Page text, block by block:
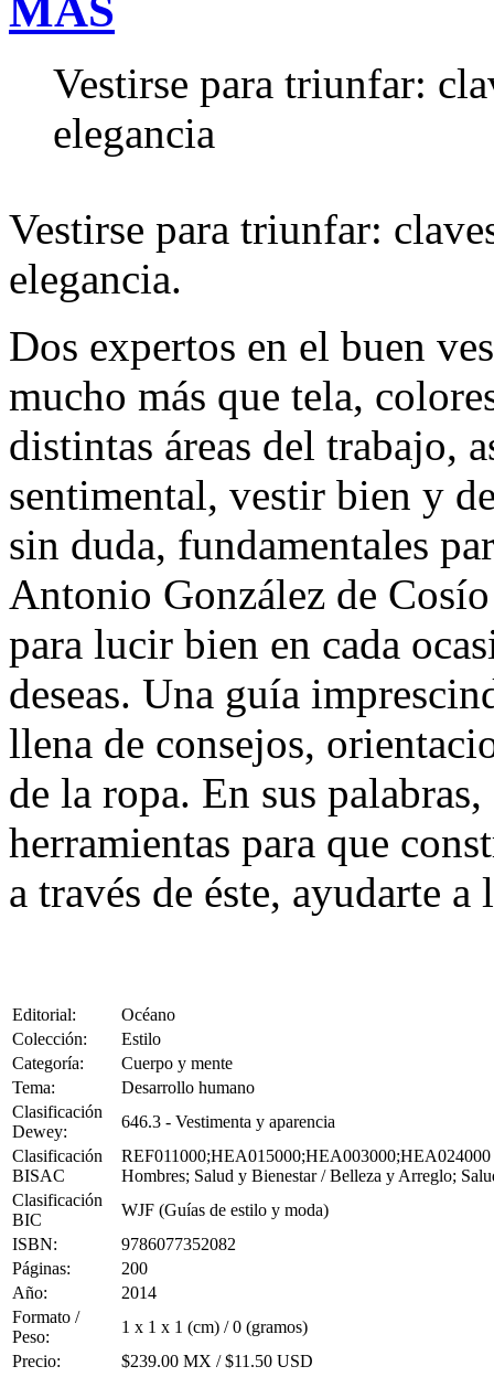
Vestirse para triunfar:
elegancia
Vestirse para triunfar:
elegancia.
Dos expertos en el buen
mucho más que tela,
distintas áreas del trabajo,
sentimental, vestir bien y
sin duda, fundamentales
Antonio González de
para lucir bien en cada
deseas. Una guía
llena de consejos,
de la ropa. En sus
herramientas para que
a través de éste, ayudarte a
Editorial:
Océano
Colección:
Estilo
Categoría:
Cuerpo y mente
Tema:
Desarrollo humano
Clasificación
Dewey:
646.3 - Vestimenta y aparencia
Clasificación
BISAC
REF011000;HEA015000;HEA003000;HEA024000
Hombres; Salud y Bienestar / Belleza y Arreglo;
Clasificación
BIC
WJF (Guías de estilo y moda)
ISBN:
9786077352082
Páginas:
200
Año:
2014
Formato /
Peso:
1 x 1 x 1 (cm) / 0 (gramos)
Precio:
$239.00 MX / $11.50 USD